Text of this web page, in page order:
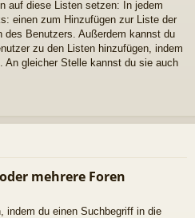
auf diese Listen setzen: In jedem
einen zum Hinzufügen zur Liste der
des Benutzers. Außerdem kannst du
zu den Listen hinzufügen, indem
An gleicher Stelle kannst du sie auch
mehrere Foren
indem du einen Suchbegriff in die